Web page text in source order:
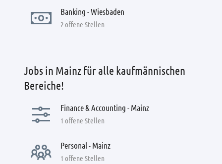
Banking - Wiesbaden
2 offene Stellen
Jobs in Mainz für alle kaufmännischen
Bereiche!
Finance & Accounting - Mainz
1 offene Stellen
Personal - Mainz
1 offene Stellen